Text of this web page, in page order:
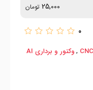
25,000 تومان
0
, وکتور و برداری AI